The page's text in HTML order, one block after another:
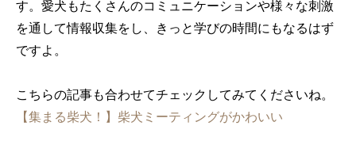
す。愛犬もたくさんのコミュニケーションや様々な刺激
を通して情報収集をし、きっと学びの時間にもなるはず
ですよ。
こちらの記事も合わせてチェックしてみてくださいね。
【集まる柴犬！】柴犬ミーティングがかわいい